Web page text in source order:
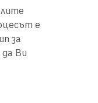
е
за
да Ви